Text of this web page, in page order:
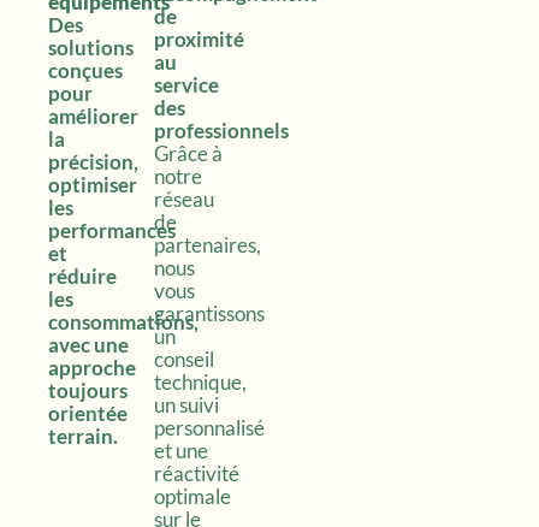
Des
solutions
conçues
pour
améliorer
la
précision,
optimiser
les
performances
et
réduire
les
consommations,
avec une
approche
toujours
orientée
terrain.
de
proximité
au
service
des
professionnels
Grâce à
notre
réseau
de
partenaires,
nous
vous
garantissons
un
conseil
technique,
un suivi
personnalisé
et une
réactivité
optimale
sur le